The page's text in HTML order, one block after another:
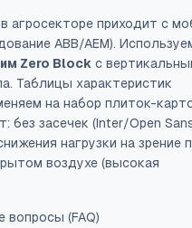
агросекторе приходит с
ABB/AEM).
Zero Block с
Таблицы характеристик
на набор плиток-
без засечек (Inter/Open
нагрузки на зрение
воздухе (высокая
вопросы (FAQ)